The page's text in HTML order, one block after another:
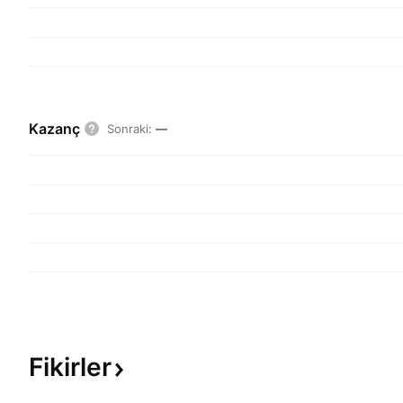
Kazanç Sonraki: —
Fikirler